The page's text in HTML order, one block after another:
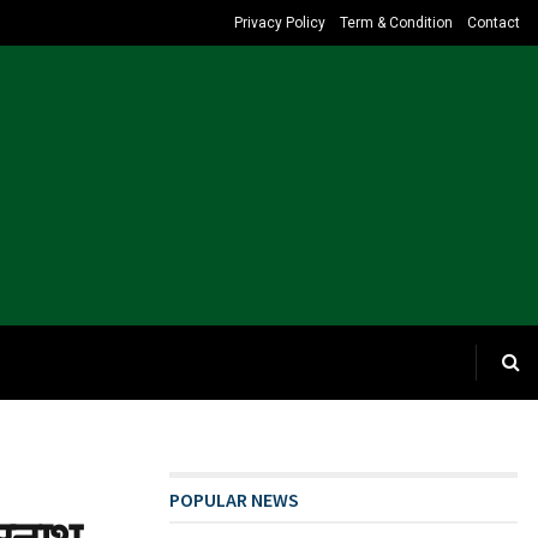
Privacy Policy Term & Condition Contact
POPULAR NEWS